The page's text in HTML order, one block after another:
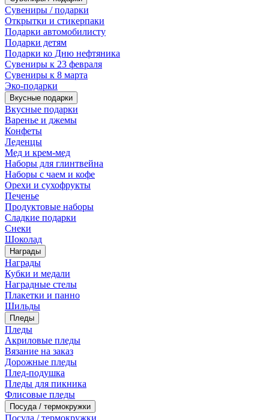
Сувениры / подарки
Открытки и стикерпаки
Подарки автомобилисту
Подарки детям
Подарки ко Дню нефтяника
Сувениры к 23 февраля
Сувениры к 8 марта
Эко-подарки
Вкусные подарки
Вкусные подарки
Варенье и джемы
Конфеты
Леденцы
Мед и крем-мед
Наборы для глинтвейна
Наборы с чаем и кофе
Орехи и сухофрукты
Печенье
Продуктовые наборы
Сладкие подарки
Снеки
Шоколад
Награды
Награды
Кубки и медали
Наградные стелы
Плакетки и панно
Шильды
Пледы
Пледы
Акриловые пледы
Вязание на заказ
Дорожные пледы
Плед-подушка
Пледы для пикника
Флисовые пледы
Посуда / термокружки
Посуда / термокружки